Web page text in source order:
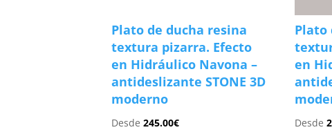
Plato de ducha resina
textura pizarra. Efecto
en Hidráulico Navona –
antideslizante STONE 3D
moderno
Desde245.00€
Plato
en
Desde